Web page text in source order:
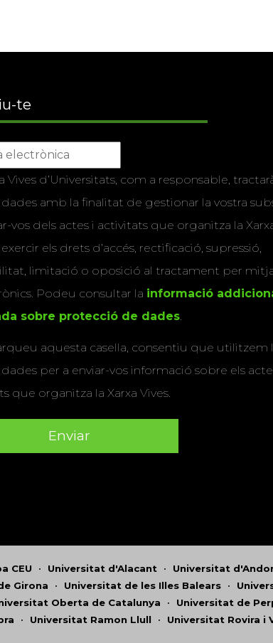
te
Vives d’Universitats, com a responsable,
amb la finalitat de gestionar la vostra
vos dels actes i activitats que organitza la
els drets d’accés, rectificació, supressió,
limitació o oposició al tractament per
Podeu consultar la informació
sobre protecció de dades.
aquesta casella, consentiu que utilitzem
per a enviar-vos informació sobre els
que organitza la Xarxa Vives.
CEU • Universitat d'Alacant • Universitat
Girona • Universitat de les Illes Balears •
Oberta de Catalunya • Universitat de
• Universitat Ramon Llull • Universitat Rovira i